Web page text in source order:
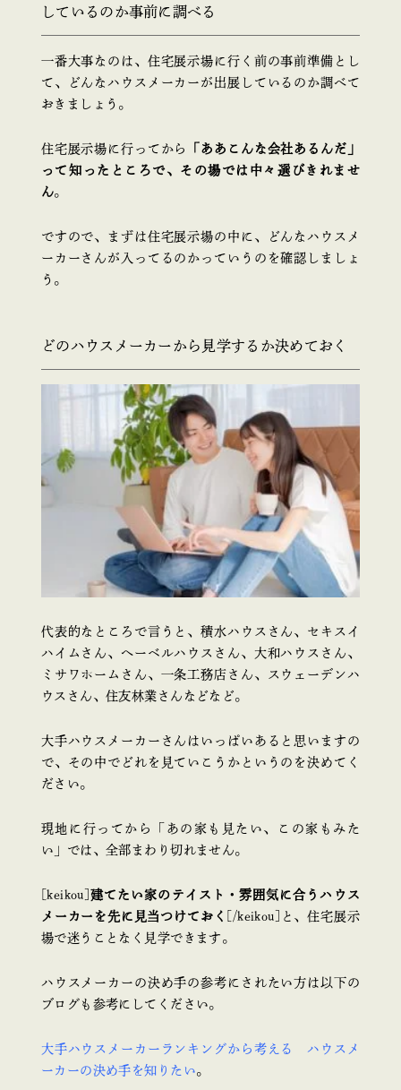
しているのか事前に調べる
一番大事なのは、住宅展示場に行く前の事前準備とし
て、どんなハウスメーカーが出展しているのか調べて
おきましょう。
住宅展示場に行ってから
「ああこんな会社あるんだ」
って知ったところで、その場では中々選びきれませ
ん。
ですので、まずは住宅展示場の中に、どんなハウスメ
ーカーさんが入ってるのかっていうのを確認しましょ
う。
どのハウスメーカーから見学するか決めておく
代表的なところで言うと、積水ハウスさん、セキスイ
ハイムさん、へーベルハウスさん、大和ハウスさん、
ミサワホームさん、一条工務店さん、スウェーデンハ
ウスさん、住友林業さんなどなど。
大手ハウスメーカーさんはいっぱいあると思いますの
で、その中でどれを見ていこうかというのを決めてく
ださい。
現地に行ってから「あの家も見たい、この家もみた
い」では、全部まわり切れません。
[keikou]
建てたい家のテイスト・雰囲気に合うハウス
メーカーを先に見当つけておく
[/keikou]と、住宅展示
場で迷うことなく見学できます。
ハウスメーカーの決め手の参考にされたい方は以下の
ブログも参考にしてください。
大手ハウスメーカーランキングから考える ハウスメ
ーカーの決め手を知りたい。